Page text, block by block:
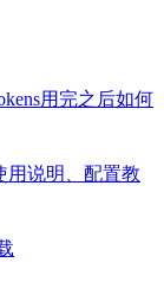
用完之后如何
用说明、配置教